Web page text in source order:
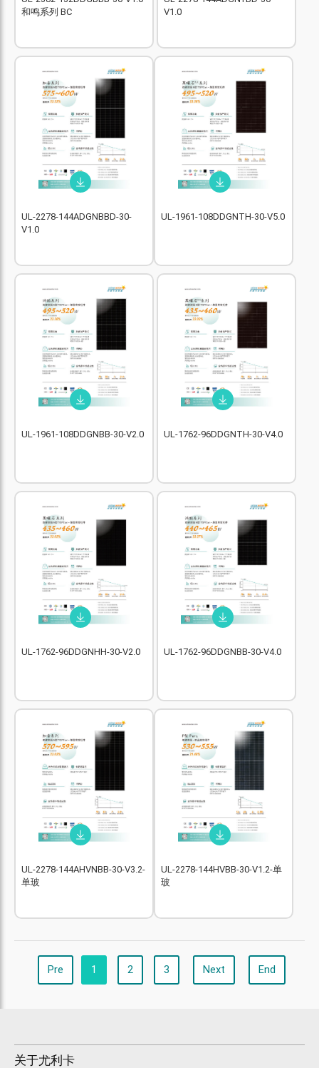
和鸣系列 BC
V1.0
UL-2278-144ADGNBBD-30-
V1.0
UL-1961-108DDGNTH-30-V5.0
UL-1961-108DDGNBB-30-V2.0 UL-1762-96DDGNTH-30-V4.0
UL-1762-96DDGNHH-30-V2.0 UL-1762-96DDGNBB-30-V4.0
UL-2278-144AHVNBB-30-V3.2-
单玻
UL-2278-144HVBB-30-V1.2-单
玻
Pre 1 2 3 Next End
关于尤利卡